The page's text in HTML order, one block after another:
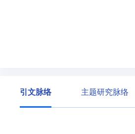
引文脉络 主题研究脉络